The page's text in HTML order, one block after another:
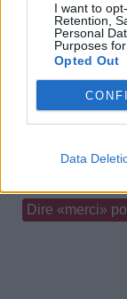
I want to
Retention,
Personal
Purposes
Opted Out
Data
Paroles +
Commentaires
heavy metal metal
Dire «merci»